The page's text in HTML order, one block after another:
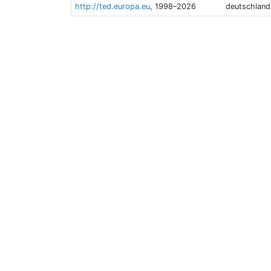
http://ted.europa.eu, 1998–2026